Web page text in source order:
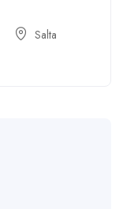
Salta